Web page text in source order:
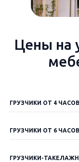
Цены на
ГРУЗЧИКИ ОТ 4 ЧАСОВ
ГРУЗЧИКИ ОТ 6 ЧАСОВ
ГРУЗЧИКИ-